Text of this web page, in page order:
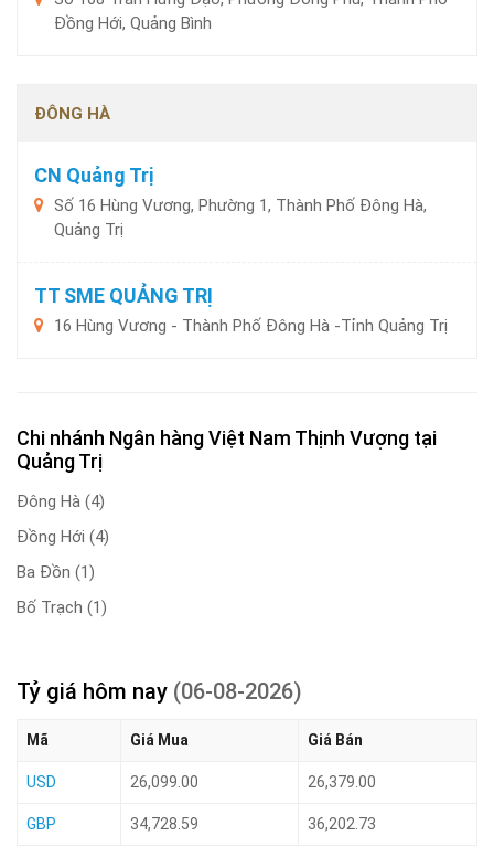
Đồng Hới, Quảng Bình
ĐÔNG HÀ
CN Quảng Trị
Số 16 Hùng Vương, Phường 1, Thành Phố Đông Hà,
Quảng Trị
TT SME QUẢNG TRỊ
16 Hùng Vương - Thành Phố Đông Hà -Tỉnh Quảng Trị
Chi nhánh Ngân hàng Việt Nam Thịnh Vượng tại
Quảng Trị
Đông Hà (4)
Đồng Hới (4)
Ba Đồn (1)
Bố Trạch (1)
Tỷ giá hôm nay (06-08-2026)
Mã Giá Mua Giá Bán
USD 26,099.00 26,379.00
GBP 34,728.59 36,202.73